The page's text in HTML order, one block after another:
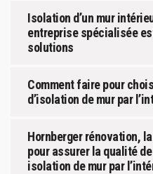
Isolation d’un mur
entreprise spécialisée
solutions
Comment faire pour
d’isolation de mur par
Hornberger rénovation,
pour assurer la qualité
isolation de mur par